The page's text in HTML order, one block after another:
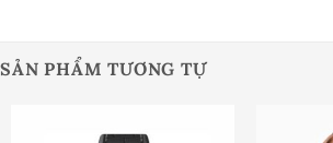
SẢN PHẨM TƯƠNG TỰ